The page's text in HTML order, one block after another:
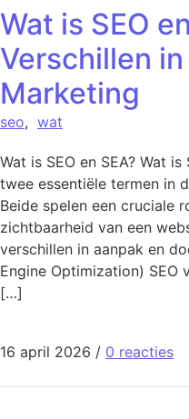
Wat is SEO
Verschillen
Marketing
seo, wat
Wat is SEO en SEA? Wat is
twee essentiële termen in
Beide spelen een cruciale
zichtbaarheid van een
verschillen in aanpak en
Engine Optimization) SEO
[…]
16 april 2026 / 0 reacties